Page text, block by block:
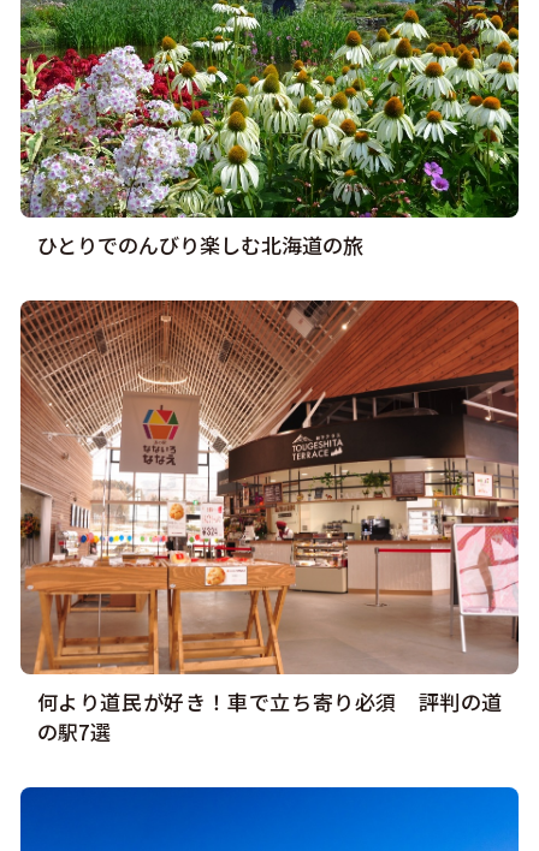
ひとりでのんびり楽しむ北海道の旅
何より道民が好き！車で立ち寄り必須 評判の道
の駅7選